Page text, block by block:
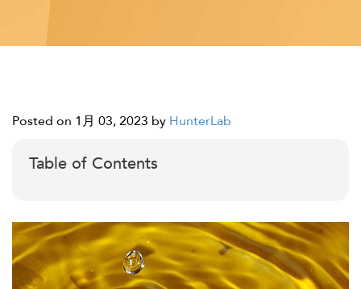
Posted on 1月 03, 2023 by HunterLab
Table of Contents